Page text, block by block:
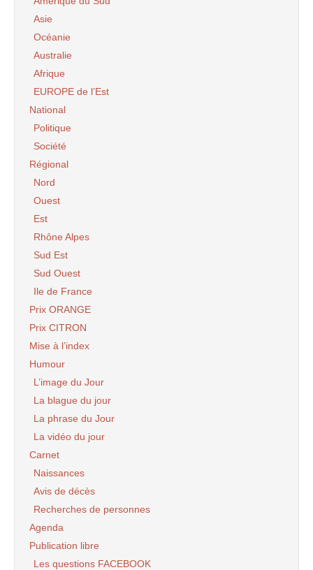
Asie
Océanie
Australie
Afrique
EUROPE de l’Est
National
Politique
Société
Régional
Nord
Ouest
Est
Rhône Alpes
Sud Est
Sud Ouest
Ile de France
Prix ORANGE
Prix CITRON
Mise à l’index
Humour
L’image du Jour
La blague du jour
La phrase du Jour
La vidéo du jour
Carnet
Naissances
Avis de décès
Recherches de personnes
Agenda
Publication libre
Les questions FACEBOOK